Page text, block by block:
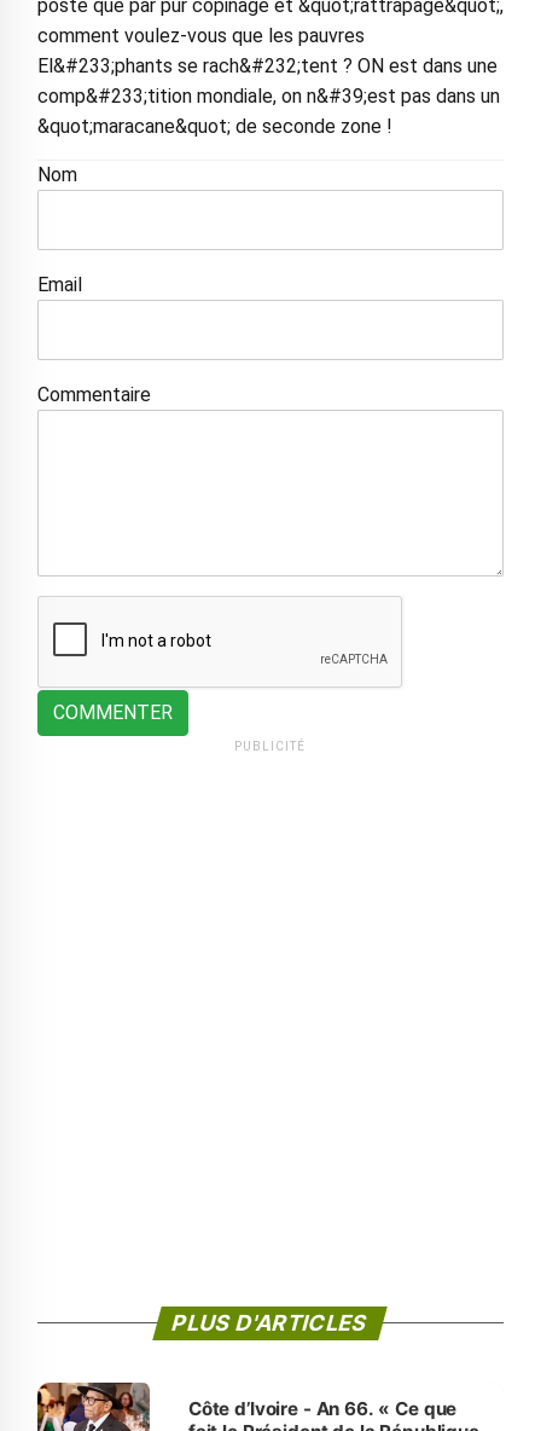
poste que par pur copinage et &quot;rattrapage&quot;,
comment voulez-vous que les pauvres
El&#233;phants se rach&#232;tent ? ON est dans une
comp&#233;tition mondiale, on n&#39;est pas dans un
&quot;maracane&quot; de seconde zone !
Nom
Email
Commentaire
COMMENTER
PUBLICITÉ
PLUS D'ARTICLES
Côte d’Ivoire - An 66. « Ce que